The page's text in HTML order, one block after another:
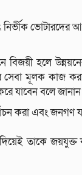
ভোটারদের
হলে
মূলক কাজ
যাবেন বলে
করা এবং জনগণ
তাকে